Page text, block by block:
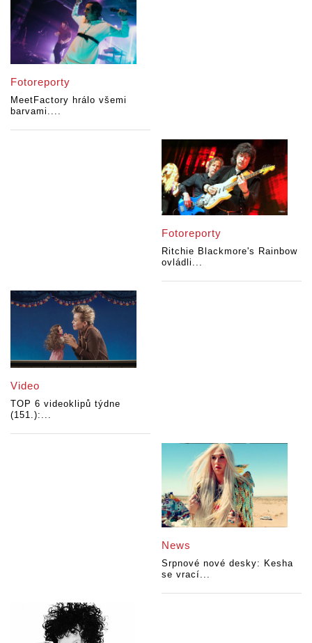
Fotoreporty
MeetFactory hrálo všemi
barvami....
Fotoreporty
Ritchie Blackmore's Rainbow
ovládli...
Video
TOP 6 videoklipů týdne
(151.):...
News
Srpnové nové desky: Kesha
se vrací...